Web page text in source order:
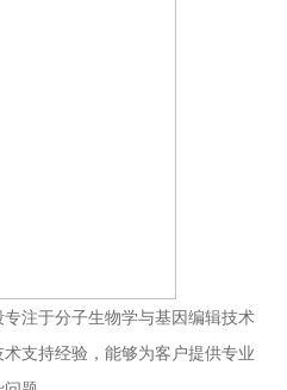
注于分子生物学与基因编辑技术
支持经验，能够为客户提供专业